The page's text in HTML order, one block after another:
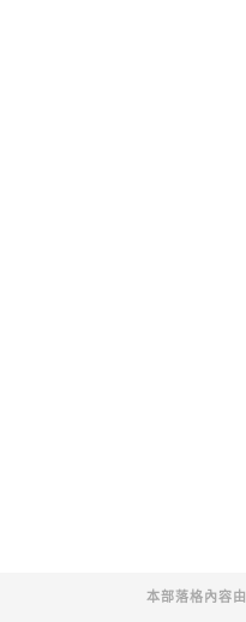
本部落格內容由